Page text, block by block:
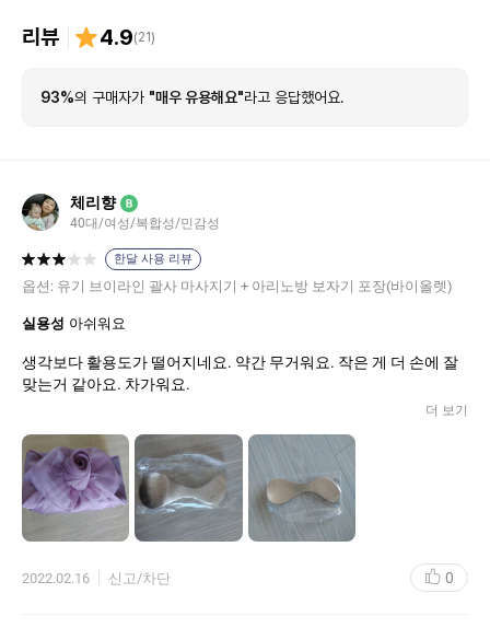
리뷰 4.9(21)
93%의 구매자가 "매우 유용해요"라고 응답했어요.
체리향 B
40대/여성/복합성/민감성
한달 사용 리뷰
옵션: 유기 브이라인 괄사 마사지기 + 아리노방 보자기 포장(바이올렛)
실용성 아쉬워요
생각보다 활용도가 떨어지네요. 약간 무거워요. 작은 게 더 손에 잘
맞는거 같아요. 차가워요.
더 보기
2022.02.16 신고/차단 0